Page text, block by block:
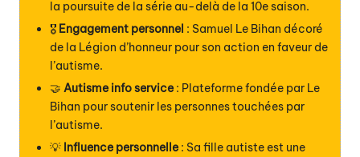
la poursuite de la série au-delà de la 10e saison.
🎖 Engagement personnel : Samuel Le Bihan décoré
de la Légion d’honneur pour son action en faveur de
l’autisme.
🤝 Autisme info service : Plateforme fondée par Le
Bihan pour soutenir les personnes touchées par
l’autisme.
💡 Influence personnelle : Sa fille autiste est une